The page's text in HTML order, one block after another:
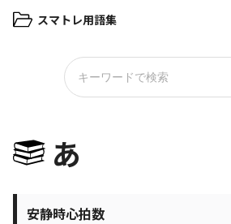
スマトレ用語集
あ
安静時心拍数